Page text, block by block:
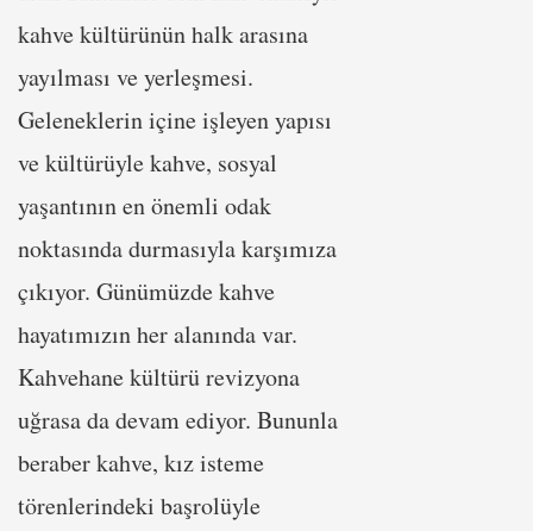
kahve kültürünün halk arasına
yayılması ve yerleşmesi.
Geleneklerin içine işleyen yapısı
ve kültürüyle kahve, sosyal
yaşantının en önemli odak
noktasında durmasıyla karşımıza
çıkıyor. Günümüzde kahve
hayatımızın her alanında var.
Kahvehane kültürü revizyona
uğrasa da devam ediyor. Bununla
beraber kahve, kız isteme
törenlerindeki başrolüyle